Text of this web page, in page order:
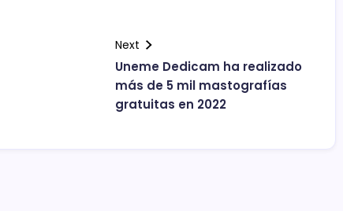
Next
Uneme Dedicam ha realizado
más de 5 mil mastografías
gratuitas en 2022